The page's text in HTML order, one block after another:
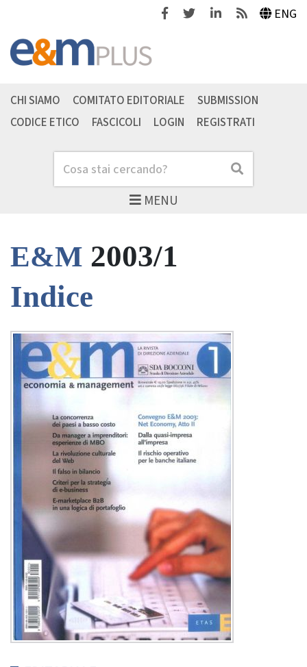
FacebookTwitterLinkedinFeeds ENG
MENU
Cerca Cerca
CHI SIAMO COMITATO EDITORIALE
SUBMISSION
CODICE ETICO
FASCICOLI LOGIN REGISTRATI
E&M 2003/1
Indice